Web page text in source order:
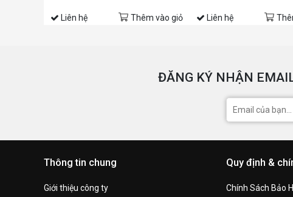
Liên hệ Thêm vào giỏ Liên hệ
ĐĂNG KÝ NHẬN
Thông tin chung
Giới thiệu công ty
Quy định &
Chính Sách Bảo